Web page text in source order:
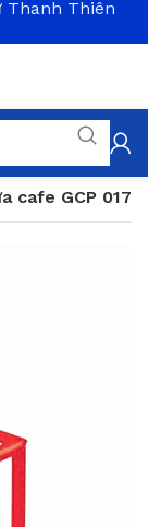
cafe GCP 017
Thanh Thiên